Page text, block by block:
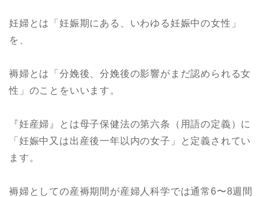
妊婦とは「妊娠期にある、いわゆる妊娠中の女性」
を、
褥婦とは「分娩後、分娩後の影響がまだ認められる女
性」のことをいいます。
『妊産婦』とは母子保健法の第六条（用語の定義）に
「妊娠中又は出産後一年以内の女子」と定義されてい
ます。
褥婦としての産褥期間が産婦人科学では通常6〜8週間